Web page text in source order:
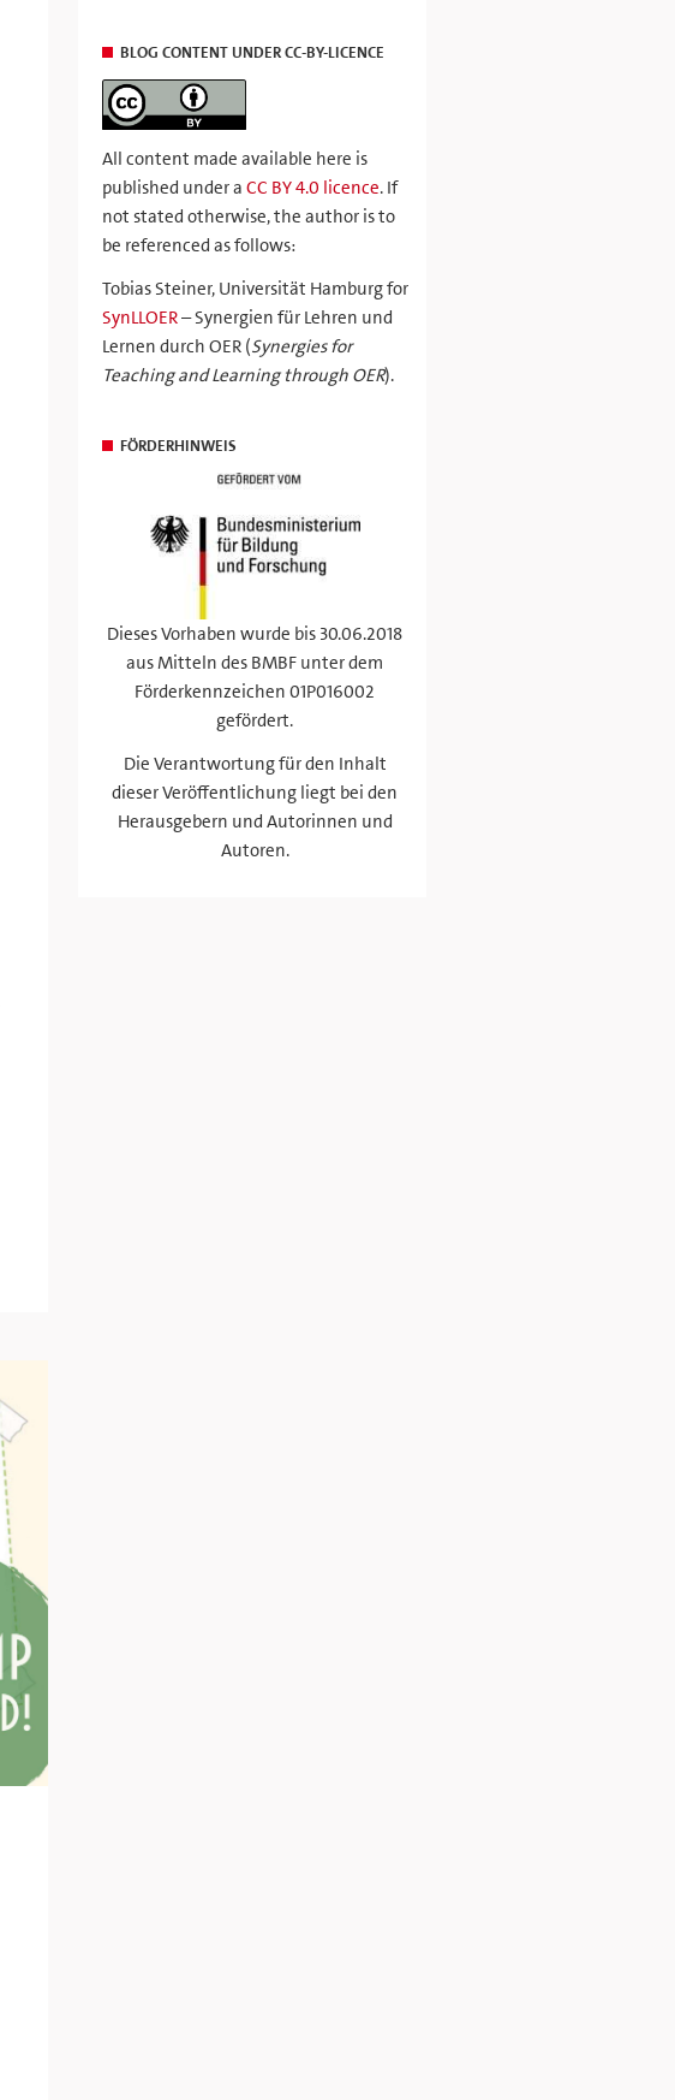
BLOG CONTENT UNDER CC-BY-LICENCE
All content made available here is
published under a CC BY 4.0 licence. If
not stated otherwise, the author is to
be referenced as follows:
Tobias Steiner, Universität Hamburg for
SynLLOER– Synergien für Lehren und
Lernen durch OER (Synergies for
Teaching and Learning through OER).
FÖRDERHINWEIS
Dieses Vorhaben wurde bis 30.06.2018
aus Mitteln des BMBF unter dem
Förderkennzeichen 01P016002
gefördert.
Die Verantwortung für den Inhalt
dieser Veröffentlichung liegt bei den
Herausgebern und Autorinnen und
Autoren.